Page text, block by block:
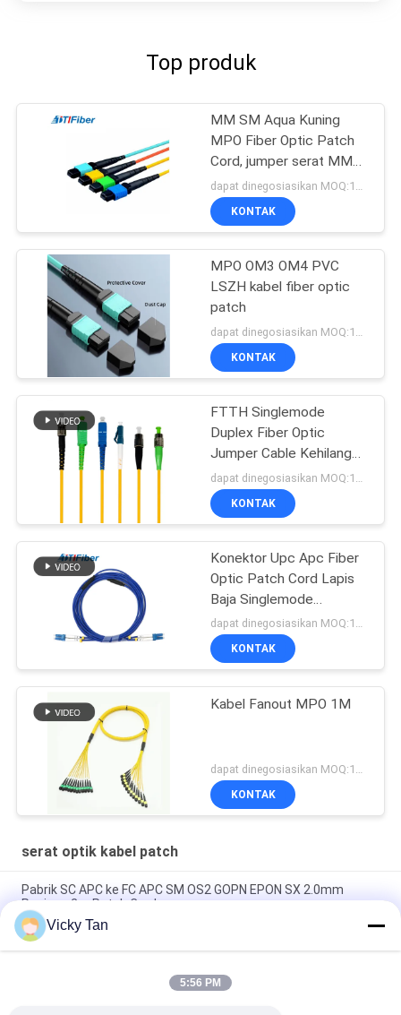
Top produk
MM SM Aqua Kuning
MPO Fiber Optic Patch
Cord, jumper serat MM
SM Hijau Biru
dapat dinegosiasikan MOQ:1000
KONTAK
MPO OM3 OM4 PVC
LSZH kabel fiber optic
patch
KONTAK
FTTH Singlemode
Duplex Fiber Optic
Jumper Cable Kehilangan
Penyisipan Rendah
KONTAK
Konektor Upc Apc Fiber
Optic Patch Cord Lapis
Baja Singlemode
Multimode
dapat dinegosiasikan MOQ:1000
KONTAK
Kabel Fanout MPO 1M
dapat dinegosiasikan MOQ:1000
KONTAK
serat optik kabel patch
Pabrik SC APC ke FC APC SM OS2 GOPN EPON SX 2.0mm
Panjang 2m Patch Cord
Sc Apc Ke Sc Apc Aqua Jaket Fiber Optic Patch Cord Simplex
Jumper G652d / G657a
FTTH FTTA FTTX Single Mode Fiber Patch Cord 6 Core 12 Core
Vicky Tan
5:56 PM